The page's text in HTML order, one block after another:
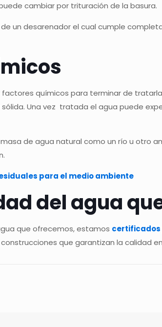
cambiar por trituración de la basura.
un desarenador el cual cumple
químicos para terminar de
sólida.Una vez tratada el agua puede
de agua natural como un río u otro
para el medio ambiente
del agua
que ofrecemos, estamos certificados
que garantizan la calidad